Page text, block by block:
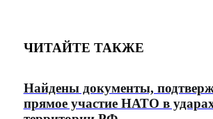
ЧИТАЙТЕ ТАКЖЕ
Найдены документы,
прямое участие НАТО в